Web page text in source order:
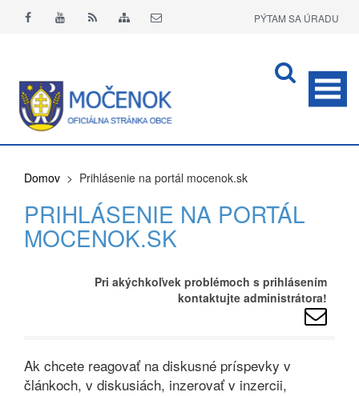
PÝTAM SA ÚRADU
Domov > Prihlásenie na portál mocenok.sk
PRIHLÁSENIE NA PORTÁL
MOCENOK.SK
Pri akýchkoľvek problémoch s prihlásením
kontaktujte administrátora!
Ak chcete reagovať na diskusné príspevky v
článkoch, v diskusiách, inzerovať v inzercii,